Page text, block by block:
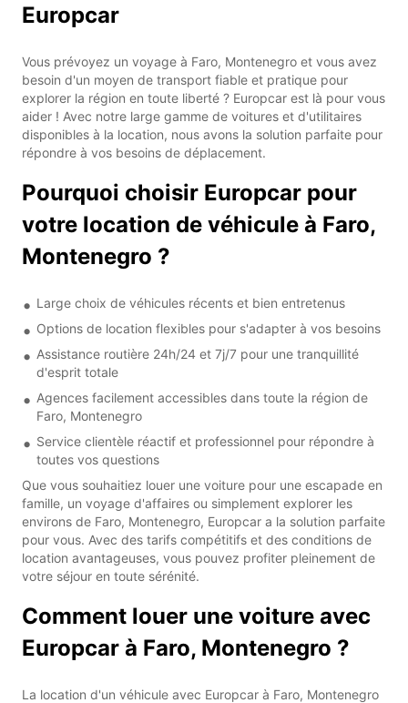
Europcar
Vous prévoyez un voyage à Faro, Montenegro et vous avez
besoin d'un moyen de transport fiable et pratique pour
explorer la région en toute liberté ? Europcar est là pour vous
aider ! Avec notre large gamme de voitures et d'utilitaires
disponibles à la location, nous avons la solution parfaite pour
répondre à vos besoins de déplacement.
Pourquoi choisir Europcar pour
votre location de véhicule à Faro,
Montenegro ?
Large choix de véhicules récents et bien entretenus
Options de location flexibles pour s'adapter à vos besoins
Assistance routière 24h/24 et 7j/7 pour une tranquillité
d'esprit totale
Agences facilement accessibles dans toute la région de
Faro, Montenegro
Service clientèle réactif et professionnel pour répondre à
toutes vos questions
Que vous souhaitiez louer une voiture pour une escapade en
famille, un voyage d'affaires ou simplement explorer les
environs de Faro, Montenegro, Europcar a la solution parfaite
pour vous. Avec des tarifs compétitifs et des conditions de
location avantageuses, vous pouvez profiter pleinement de
votre séjour en toute sérénité.
Comment louer une voiture avec
Europcar à Faro, Montenegro ?
La location d'un véhicule avec Europcar à Faro, Montenegro